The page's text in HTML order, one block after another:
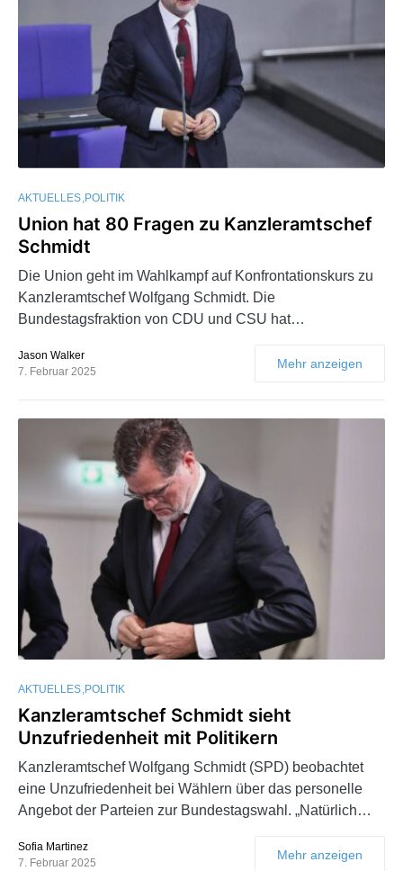
AKTUELLES POLITIK
Union hat 80 Fragen zu Kanzleramtschef
Schmidt
Die Union geht im Wahlkampf auf Konfrontationskurs zu
Kanzleramtschef Wolfgang Schmidt. Die
Bundestagsfraktion von CDU und CSU hat…
Jason Walker
7. Februar 2025
Mehr anzeigen
AKTUELLES POLITIK
Kanzleramtschef Schmidt sieht
Unzufriedenheit mit Politikern
Kanzleramtschef Wolfgang Schmidt (SPD) beobachtet
eine Unzufriedenheit bei Wählern über das personelle
Angebot der Parteien zur Bundestagswahl. „Natürlich…
Sofia Martinez
7. Februar 2025
Mehr anzeigen